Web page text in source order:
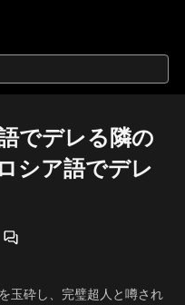
でデレる隣の
シア語でデレ
玉砕し、完璧超人と噂され